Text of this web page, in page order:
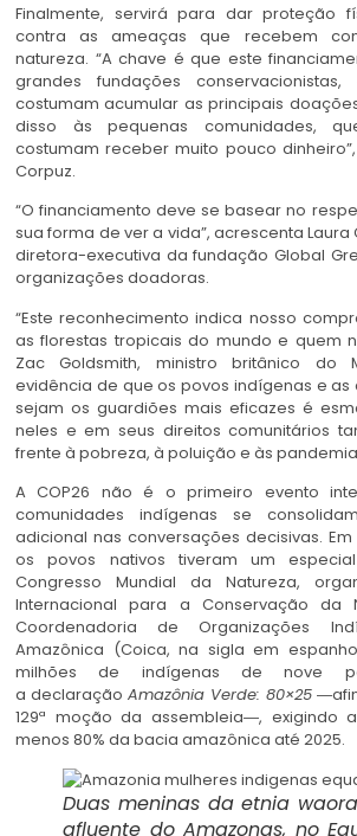
Finalmente, servirá para dar proteção
contra as ameaças que recebem
natureza. “A chave é que este
grandes fundações
costumam acumular as principais
disso às pequenas comunidades,
costumam receber muito pouco
Corpuz.
“O financiamento deve se basear no
sua forma de ver a vida”, acrescenta
diretora-executiva da fundação Global
organizações doadoras.
“Este reconhecimento indica nosso
as florestas tropicais do mundo e quem
Zac Goldsmith, ministro britânico do
evidência de que os povos indígenas e
sejam os guardiões mais eficazes é
neles e em seus direitos comunitários
frente à pobreza, à poluição e às
A COP26 não é o primeiro evento
comunidades indígenas se
adicional nas conversações decisivas.
os povos nativos tiveram um
Congresso Mundial da Natureza,
Internacional para a Conservação da
Coordenadoria de Organizações
Amazônica (Coica, na sigla em
milhões de indígenas de nove
a declaração Amazônia Verde: 80×25
129ª moção da assembleia―, exigindo
menos 80% da bacia amazônica até 2025.
Duas meninas da etnia
afluente do Amazonas, no